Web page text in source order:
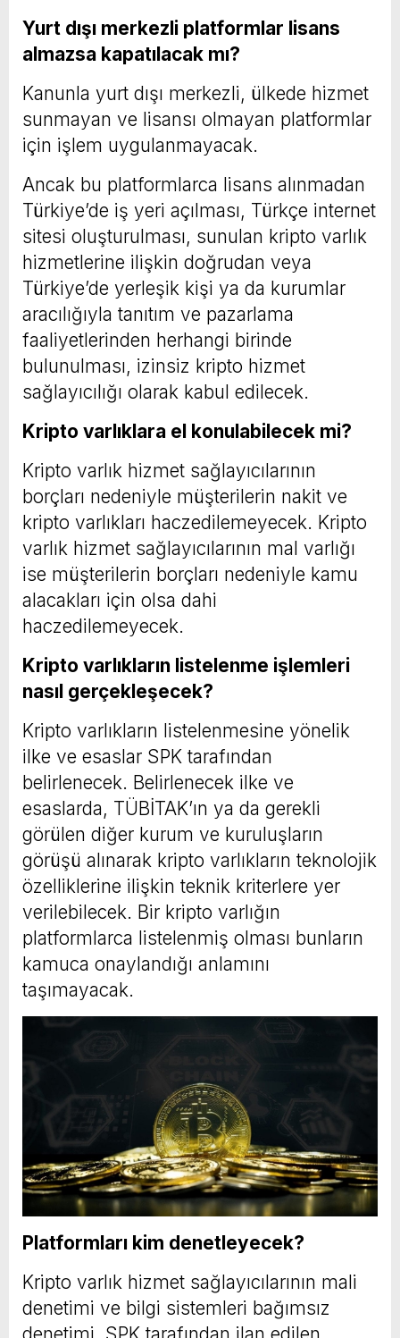
Yurt dışı merkezli platformlar lisans
almazsa kapatılacak mı?
Kanunla yurt dışı merkezli, ülkede hizmet
sunmayan ve lisansı olmayan platformlar
için işlem uygulanmayacak.
Ancak bu platformlarca lisans alınmadan
Türkiye’de iş yeri açılması, Türkçe internet
sitesi oluşturulması, sunulan kripto varlık
hizmetlerine ilişkin doğrudan veya
Türkiye’de yerleşik kişi ya da kurumlar
aracılığıyla tanıtım ve pazarlama
faaliyetlerinden herhangi birinde
bulunulması, izinsiz kripto hizmet
sağlayıcılığı olarak kabul edilecek.
Kripto varlıklara el konulabilecek mi?
Kripto varlık hizmet sağlayıcılarının
borçları nedeniyle müşterilerin nakit ve
kripto varlıkları haczedilemeyecek. Kripto
varlık hizmet sağlayıcılarının mal varlığı
ise müşterilerin borçları nedeniyle kamu
alacakları için olsa dahi
haczedilemeyecek.
Kripto varlıkların listelenme işlemleri
nasıl gerçekleşecek?
Kripto varlıkların listelenmesine yönelik
ilke ve esaslar SPK tarafından
belirlenecek. Belirlenecek ilke ve
esaslarda, TÜBİTAK’ın ya da gerekli
görülen diğer kurum ve kuruluşların
görüşü alınarak kripto varlıkların teknolojik
özelliklerine ilişkin teknik kriterlere yer
verilebilecek. Bir kripto varlığın
platformlarca listelenmiş olması bunların
kamuca onaylandığı anlamını
taşımayacak.
Platformları kim denetleyecek?
Kripto varlık hizmet sağlayıcılarının mali
denetimi ve bilgi sistemleri bağımsız